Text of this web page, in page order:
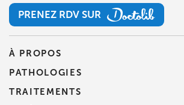
PRENEZ RDV SUR
PRENEZ RDV SUR
À PROPOS
PATHOLOGIES
TRAITEMENTS